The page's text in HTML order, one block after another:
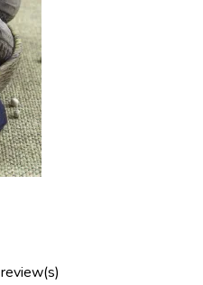
review(s)